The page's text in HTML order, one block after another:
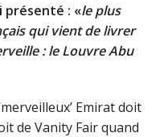
présenté : «le plus
qui vient de livrer
: le Louvre Abu
Emirat doit
de Vanity Fair quand